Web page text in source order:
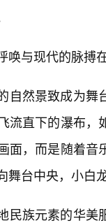
唤与现代的脉搏
自然景致成为
流直下的瀑布
面，而是随着
舞台中央，小白
民族元素的华美